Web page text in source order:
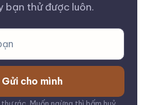
bạn thử được luôn.
Gửi cho mình